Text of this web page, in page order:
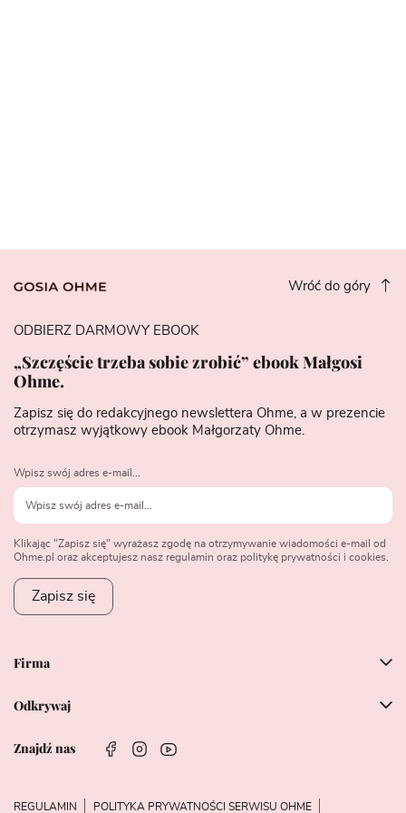
Wróć do góry
Firma
Odkrywaj
Znajdź nas
ODBIERZ DARMOWY EBOOK
„Szczęście trzeba sobie zrobić” ebook Małgosi
Ohme.
Zapisz się do redakcyjnego newslettera Ohme, a w prezencie
otrzymasz wyjątkowy ebook Małgorzaty Ohme.
Wpisz swój adres e-mail...
Klikając "Zapisz się" wyrażasz zgodę na otrzymywanie wiadomości e-mail od
Ohme.pl oraz akceptujesz nasz regulamin oraz politykę prywatności i cookies.
Zapisz się
REGULAMIN POLITYKA PRYWATNOŚCI SERWISU OHME